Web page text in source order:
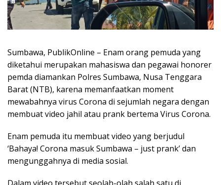
Sumbawa, PublikOnline – Enam orang pemuda yang
diketahui merupakan mahasiswa dan pegawai honorer
pemda diamankan Polres Sumbawa, Nusa Tenggara
Barat (NTB), karena memanfaatkan moment
mewabahnya virus Corona di sejumlah negara dengan
membuat video jahil atau prank bertema Virus Corona.
Enam pemuda itu membuat video yang berjudul
‘Bahaya! Corona masuk Sumbawa – just prank’ dan
mengunggahnya di media sosial.